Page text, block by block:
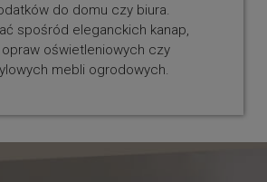
do domu czy biura.
spośród eleganckich kanap,
oświetleniowych czy
mebli ogrodowych.